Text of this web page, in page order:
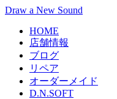
Draw a New Sound
HOME
店舗情報
ブログ
リペア
オーダーメイド
D.N.SOFT